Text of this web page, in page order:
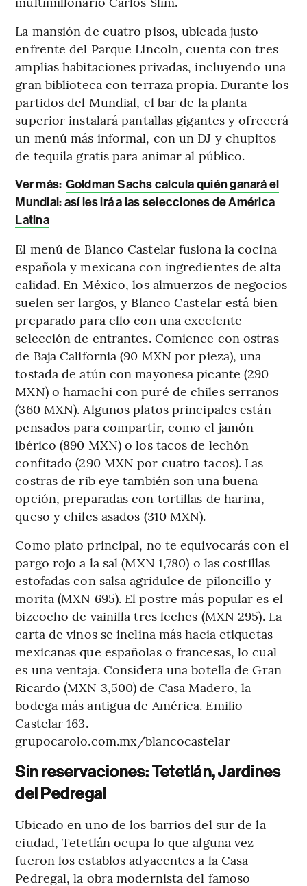
La mansión de cuatro pisos, ubicada justo
enfrente del Parque Lincoln, cuenta con tres
amplias habitaciones privadas, incluyendo una
gran biblioteca con terraza propia. Durante los
partidos del Mundial, el bar de la planta
superior instalará pantallas gigantes y ofrecerá
un menú más informal, con un DJ y chupitos
de tequila gratis para animar al público.
Ver más: Goldman Sachs calcula quién ganará el
Mundial: así les irá a las selecciones de América
Latina
El menú de Blanco Castelar fusiona la cocina
española y mexicana con ingredientes de alta
calidad. En México, los almuerzos de negocios
suelen ser largos, y Blanco Castelar está bien
preparado para ello con una excelente
selección de entrantes. Comience con ostras
de Baja California (90 MXN por pieza), una
tostada de atún con mayonesa picante (290
MXN) o hamachi con puré de chiles serranos
(360 MXN). Algunos platos principales están
pensados ​​para compartir, como el jamón
ibérico (890 MXN) o los tacos de lechón
confitado (290 MXN por cuatro tacos). Las
costras de rib eye también son una buena
opción, preparadas con tortillas de harina,
queso y chiles asados ​​(310 MXN).
Como plato principal, no te equivocarás con el
pargo rojo a la sal (MXN 1,780) o las costillas
estofadas con salsa agridulce de piloncillo y
morita (MXN 695). El postre más popular es el
bizcocho de vainilla tres leches (MXN 295). La
carta de vinos se inclina más hacia etiquetas
mexicanas que españolas o francesas, lo cual
es una ventaja. Considera una botella de Gran
Ricardo (MXN 3,500) de Casa Madero, la
bodega más antigua de América. Emilio
Castelar 163.
grupocarolo.com.mx/blancocastelar
Sin reservaciones: Tetetlán, Jardines
del Pedregal
Ubicado en uno de los barrios del sur de la
ciudad, Tetetlán ocupa lo que alguna vez
fueron los establos adyacentes a la Casa
Pedregal, la obra modernista del famoso